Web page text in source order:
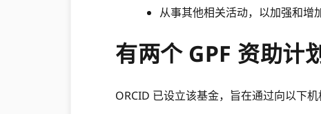
从事其他相关活动，以加强和增
有两个 GPF 资助计
ORCID 已设立该基金，旨在通过向以下